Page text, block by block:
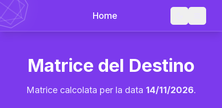
Home
Matrice del Destino
Matrice calcolata per la data 14/11/2026.